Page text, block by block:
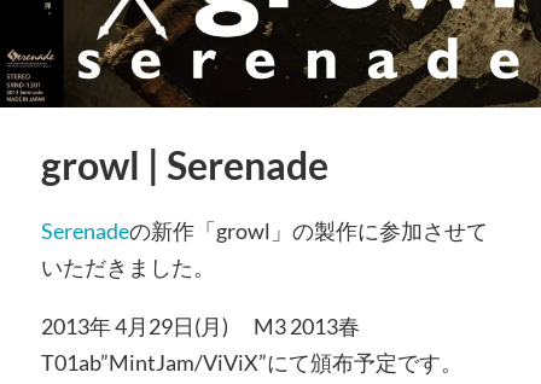
growl | Serenade
Serenadeの新作「growl」の製作に参加させて
いただきました。
2013年 4月29日(月) M3 2013春
T01ab”MintJam/ViViX”にて頒布予定です。